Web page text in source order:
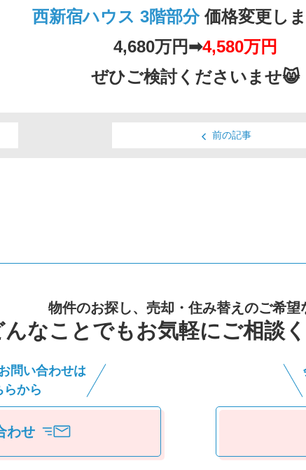
西新宿ハウス 3階部分価格変更しま
4,680万円➡4,580万円
ぜひご検討くださいませ😸
前の記事
物件のお探し、売却・住み替えのご希望
んなことでもお気軽にご相談く
問い合わせは
らから
わせ